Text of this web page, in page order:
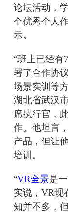
论坛活动，
个优秀个人
示。
“班上已经有
署了合作协
场景实训等
湖北省武汉
席执行官，
作。他坦言
产品，但让
培训。
“VR全景是
实说，VR现
知并不多，